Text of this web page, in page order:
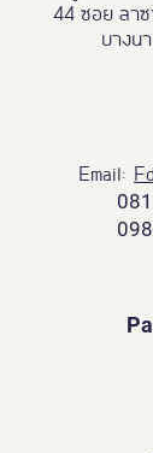
44 ซอย ลาซ
บางน
Email: